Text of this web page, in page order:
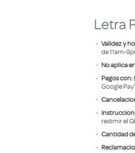
Letra
Validez y
de 11am-
No aplica
Pagos con:
Google Pay
redimir el
Cantidad